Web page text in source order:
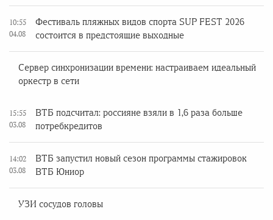
10:55
04.08
Фестиваль пляжных видов спорта SUP FEST 2026
состоится в предстоящие выходные
Сервер синхронизации времени: настраиваем идеальный
оркестр в сети
15:55
03.08
ВТБ подсчитал: россияне взяли в 1,6 раза больше
потребкредитов
14:02
03.08
ВТБ запустил новый сезон программы стажировок
ВТБ Юниор
УЗИ сосудов головы